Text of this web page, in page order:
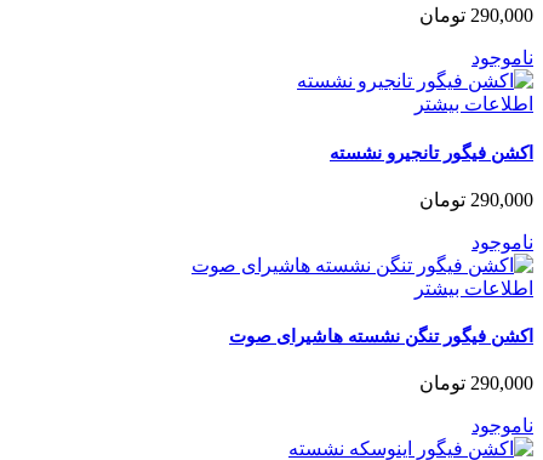
290,000 تومان
ناموجود
اطلاعات بیشتر
اکشن فیگور تانجیرو نشسته
290,000 تومان
ناموجود
اطلاعات بیشتر
اکشن فیگور تنگن نشسته هاشیرای صوت
290,000 تومان
ناموجود